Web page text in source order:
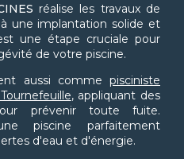
réalise les travaux de
une implantation solide et
une étape cruciale pour
de votre piscine.
aussi commepisciniste
, appliquant des
prévenir toute fuite.
piscine parfaitement
d'eau et d'énergie.